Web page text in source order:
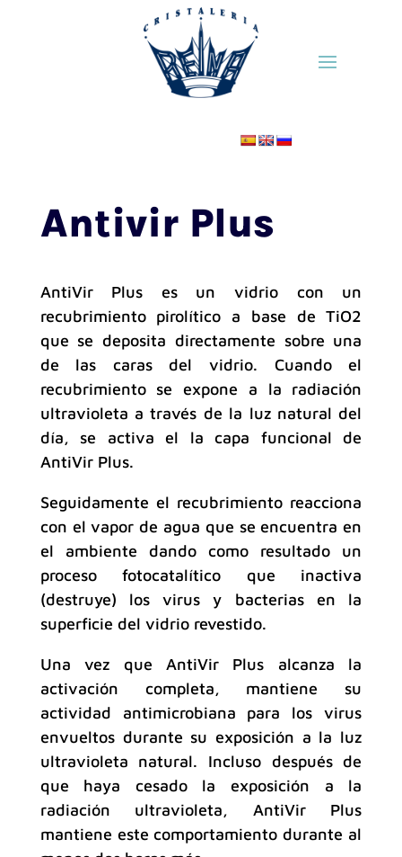
Antivir Plus
AntiVir Plus es un vidrio con un
recubrimiento pirolítico a base de TiO2
que se deposita directamente sobre una
de las caras del vidrio. Cuando el
recubrimiento se expone a la radiación
ultravioleta a través de la luz natural del
día, se activa el la capa funcional de
AntiVir Plus.
Seguidamente el recubrimiento reacciona
con el vapor de agua que se encuentra en
el ambiente dando como resultado un
proceso fotocatalítico que inactiva
(destruye) los virus y bacterias en la
superficie del vidrio revestido.
Una vez que AntiVir Plus alcanza la
activación completa, mantiene su
actividad antimicrobiana para los virus
envueltos durante su exposición a la luz
ultravioleta natural. Incluso después de
que haya cesado la exposición a la
radiación ultravioleta, AntiVir Plus
mantiene este comportamiento durante al